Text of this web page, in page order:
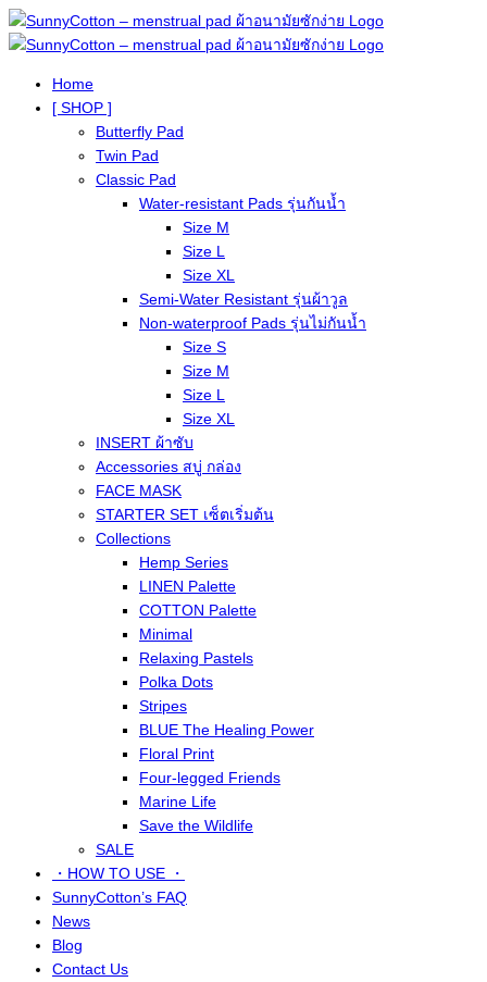
Home
[ SHOP ]
Butterfly Pad
Twin Pad
Classic Pad
Water-resistant Pads รุ่นกันน้ำ
Size M
Size L
Size XL
Semi-Water Resistant รุ่นผ้าวูล
Non-waterproof Pads รุ่นไม่กันน้ำ
Size S
Size M
Size L
Size XL
INSERT ผ้าซับ
Accessories สบู่ กล่อง
FACE MASK
STARTER SET เซ็ตเริ่มต้น
Collections
Hemp Series
LINEN Palette
COTTON Palette
Minimal
Relaxing Pastels
Polka Dots
Stripes
BLUE The Healing Power
Floral Print
Four-legged Friends
Marine Life
Save the Wildlife
SALE
・HOW TO USE ・
SunnyCotton’s FAQ
News
Blog
Contact Us